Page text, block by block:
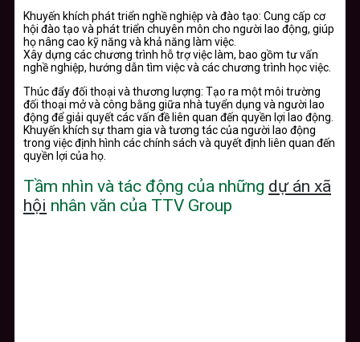
Khuyến khích phát triển nghề nghiệp và đào tạo: Cung cấp cơ
hội đào tạo và phát triển chuyên môn cho người lao động, giúp
họ nâng cao kỹ năng và khả năng làm việc.
Xây dựng các chương trình hỗ trợ việc làm, bao gồm tư vấn
nghề nghiệp, hướng dẫn tìm việc và các chương trình học việc.
Thúc đẩy đối thoại và thương lượng: Tạo ra một môi trường
đối thoại mở và công bằng giữa nhà tuyển dụng và người lao
động để giải quyết các vấn đề liên quan đến quyền lợi lao động.
Khuyến khích sự tham gia và tương tác của người lao động
trong việc định hình các chính sách và quyết định liên quan đến
quyền lợi của họ.
Tầm nhìn và tác động của những dự án xã
hội nhân văn của TTV Group